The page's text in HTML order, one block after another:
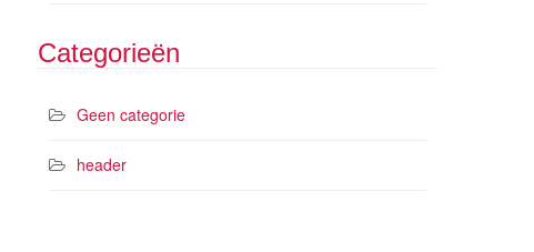
Categorieën
Geen categorie
header